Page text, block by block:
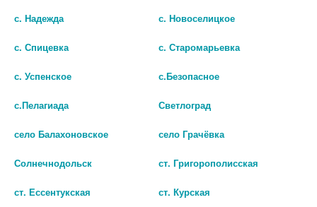
ПЕРЦА ВОДЯНОГО
ЭКСТРАКТ ЖИДКИЙ 25МЛ. /
с. Надежда с. Новоселицкое
с. Спицевка с. Старомарьевка
с. Успенское с.Безопасное
с.Пелагиада Светлоград
село Балахоновское село Грачёвка
Солнечнодольск ст. Григорополисская
ст. Ессентукская ст. Курская